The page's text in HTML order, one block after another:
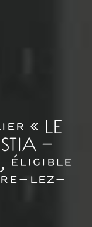
« LE
–
éligible
lez-